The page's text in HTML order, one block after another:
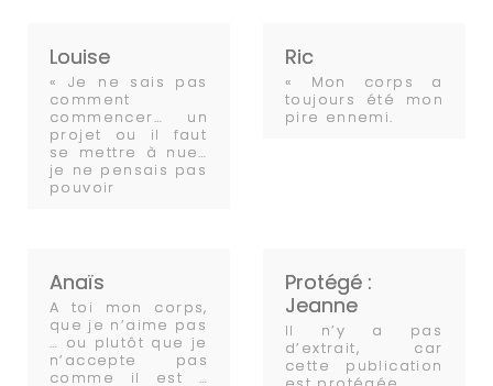
Louise
« Je ne sais pas
comment
commencer… un
projet ou il faut
se mettre à nue…
je ne pensais pas
pouvoir
Ric
« Mon corps a
toujours été mon
pire ennemi.
Anaïs
A toi mon corps,
que je n’aime pas
… ou plutôt que je
n’accepte pas
comme il est …
Protégé :
Jeanne
Il n’y a pas
d’extrait, car
cette publication